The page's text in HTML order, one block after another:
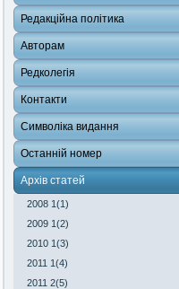
Редакційна політика
Авторам
Редколегія
Контакти
Символіка видання
Останній номер
Архів статей
2008 1(1)
2009 1(2)
2010 1(3)
2011 1(4)
2011 2(5)